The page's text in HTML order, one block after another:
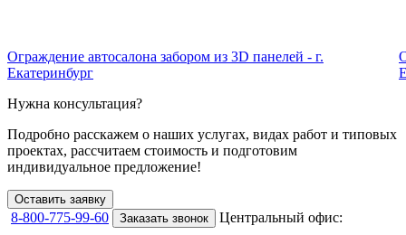
Ограждение автосалона забором из 3D панелей - г.
Екатеринбург
Нужна консультация?
Подробно расскажем о наших услугах, видах работ и типовых
проектах, рассчитаем стоимость и подготовим
индивидуальное предложение!
Оставить заявку
8-800-775-99-60 Заказать звонок Центральный офис: